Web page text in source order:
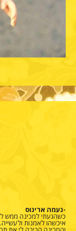
-נעמה ארינוס
כשהגעתי למכינה ממש
איכשהו לאמנות